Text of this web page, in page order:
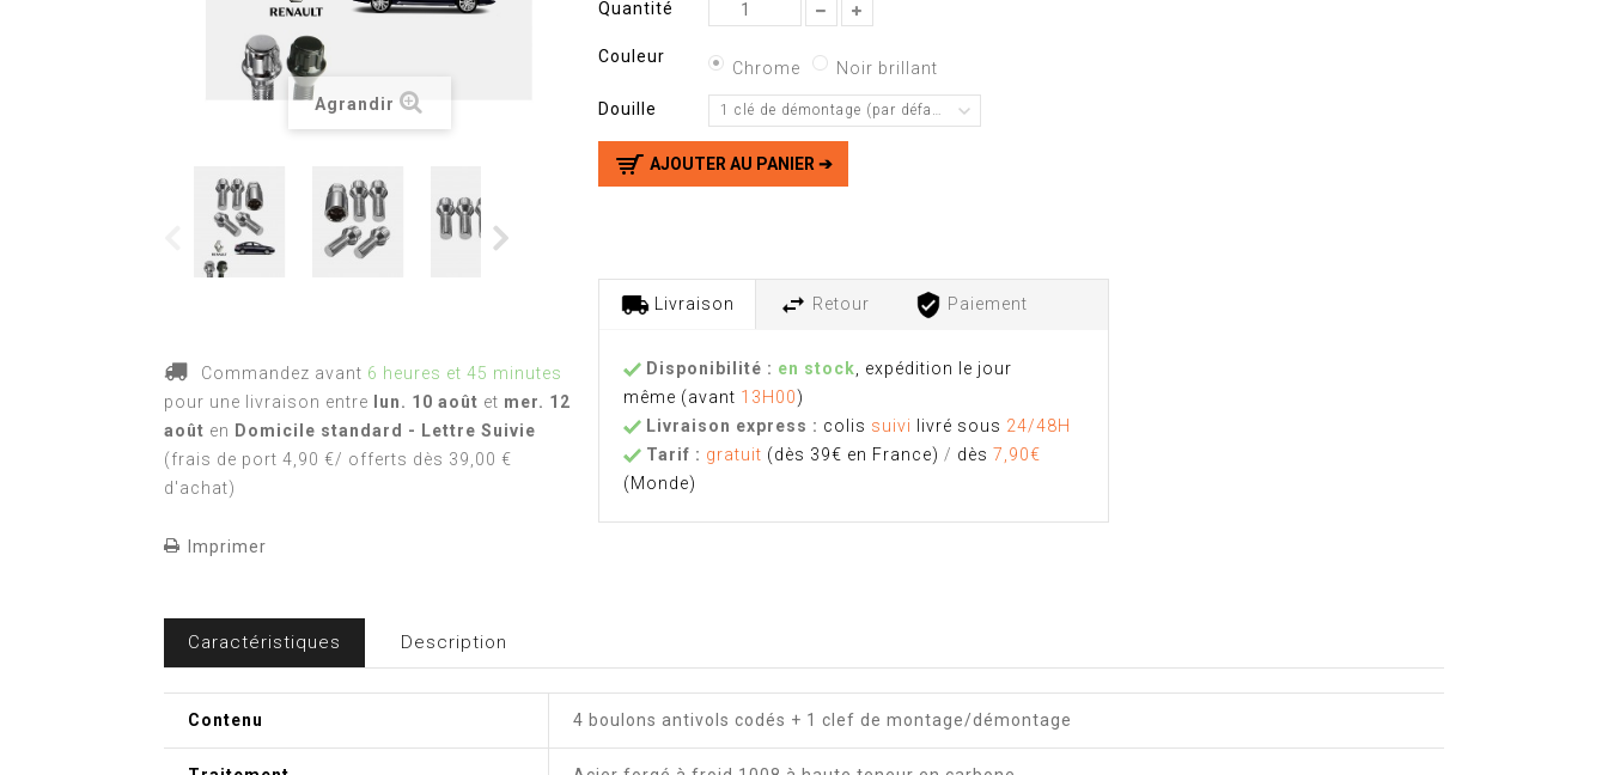
Agrandir
Commandez avant 6 heures et 45 minutes
pour une livraison entre lun. 10 août et mer. 12
août en Domicile standard - Lettre Suivie
(frais de port 4,90 €/ offerts dès 39,00 €
d'achat)
Imprimer
Quantité
Couleur
Chrome Noir brillant
Douille 1 clé de démontage (par défaut)
AJOUTER AU PANIER ➔
Livraison Retour Paiement
Disponibilité : en stock , expédition le jour
même (avant 13H00)
Livraison express : colis suivi livré sous 24/48H
Tarif : gratuit (dès 39€ en France) / dès 7,90€
(Monde)
Caractéristiques Description
Contenu 4 boulons antivols codés + 1 clef de montage/démontage